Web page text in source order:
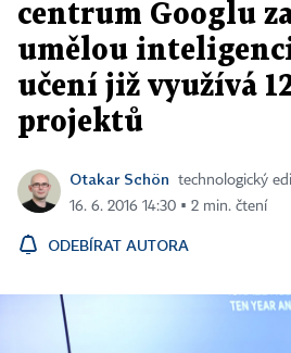
centrum Googlu
umělou
učení již využívá
projektů
Otakar Schön
technologický
16. 6. 2016 14:30 ▪ 2 min. čtení
ODEBÍRAT AUTORA